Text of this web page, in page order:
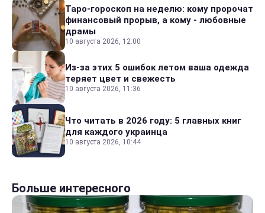
Таро-гороскоп на неделю: кому пророчат
финансовый прорыв, а кому - любовные
драмы
10 августа 2026, 12:00
Из-за этих 5 ошибок летом ваша одежда
теряет цвет и свежесть
10 августа 2026, 11:36
Что читать в 2026 году: 5 главных книг
для каждого украинца
10 августа 2026, 10:44
Больше интересного